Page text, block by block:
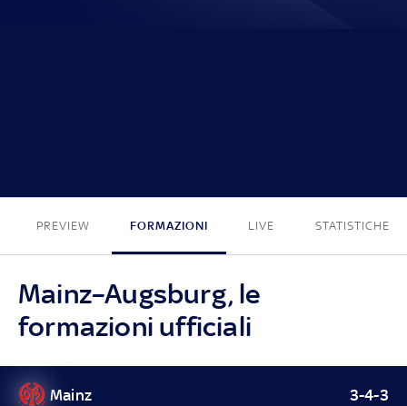
PREVIEW FORMAZIONI LIVE STATISTICHE
Mainz–Augsburg, le
formazioni ufficiali
Mainz 3-4-3